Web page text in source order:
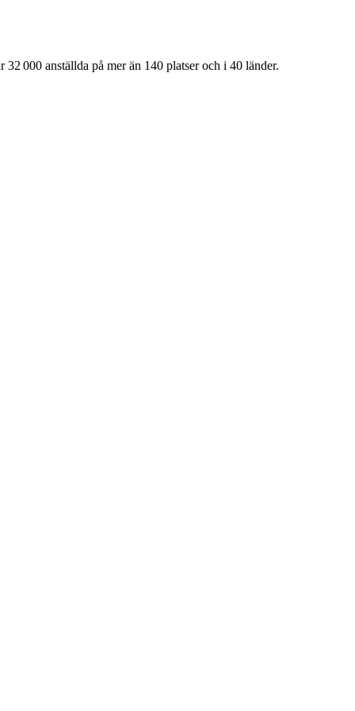
000 anställda på mer än 140 platser och i 40 länder.